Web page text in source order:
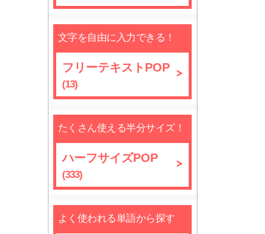
文字を自由に入力できる！
フリーテキストPOP
(13)
たくさん使える半分サイズ！
ハーフサイズPOP
(333)
よく使われる単語から探す